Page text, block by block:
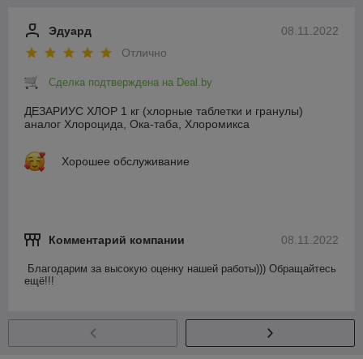
08.11.2022
Эдуард
Отлично
Сделка подтверждена на Deal.by
ДЕЗАРИУС ХЛОР 1 кг (хлорные таблетки и гранулы)
аналог Хлороцида, Ока-таба, Хлоромикса
Хорошее обслуживание
08.11.2022
Комментарий компании
Благодарим за высокую оценку нашей работы))) Обращайтесь
ещё!!!